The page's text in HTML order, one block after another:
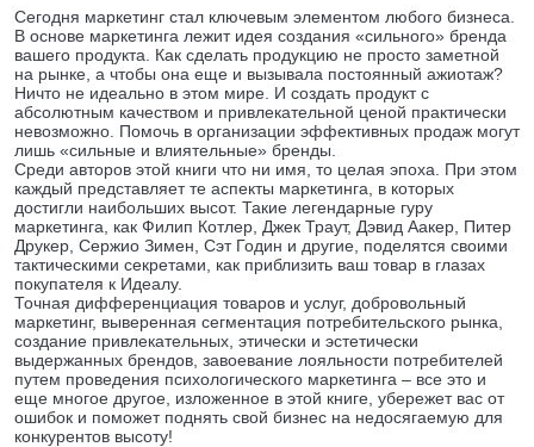
Сегодня маркетинг стал ключевым элементом любого бизнеса.
В основе маркетинга лежит идея создания «сильного» бренда
вашего продукта. Как сделать продукцию не просто заметной
на рынке, а чтобы она еще и вызывала постоянный ажиотаж?
Ничто не идеально в этом мире. И создать продукт с
абсолютным качеством и привлекательной ценой практически
невозможно. Помочь в организации эффективных продаж могут
лишь «сильные и влиятельные» бренды.
Среди авторов этой книги что ни имя, то целая эпоха. При этом
каждый представляет те аспекты маркетинга, в которых
достигли наибольших высот. Такие легендарные гуру
маркетинга, как Филип Котлер, Джек Траут, Дэвид Аакер, Питер
Друкер, Сержио Зимен, Сэт Годин и другие, поделятся своими
тактическими секретами, как приблизить ваш товар в глазах
покупателя к Идеалу.
Точная дифференциация товаров и услуг, добровольный
маркетинг, выверенная сегментация потребительского рынка,
создание привлекательных, этически и эстетически
выдержанных брендов, завоевание лояльности потребителей
путем проведения психологического маркетинга – все это и
еще многое другое, изложенное в этой книге, убережет вас от
ошибок и поможет поднять свой бизнес на недосягаемую для
конкурентов высоту!